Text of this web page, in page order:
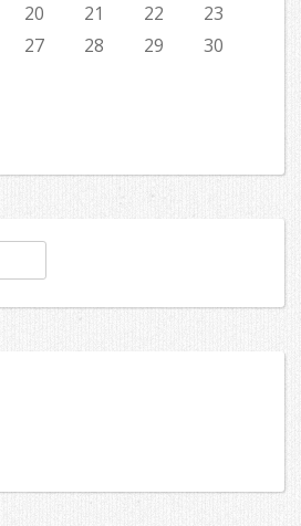
20 21 22
23
27 28 29
30